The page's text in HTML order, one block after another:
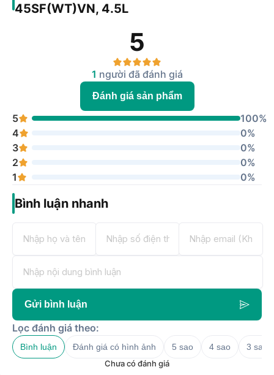
45SF(WT)VN, 4.5L
5
1 người đã đánh giá
Đánh giá sản phẩm
5
100%
4
0%
3
0%
2
0%
1
0%
Bình luận nhanh
Gửi bình luận
Lọc đánh giá theo:
Bình luận Đánh giá có hình ảnh 5 sao 4 sao
3 sao
Chưa có đánh giá